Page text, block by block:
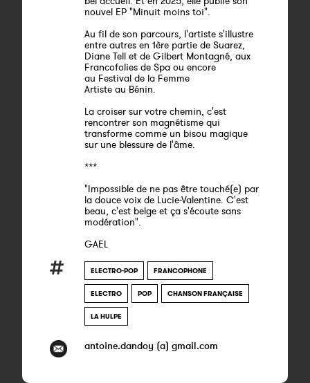
nouvel EP "Minuit moins toi".
Au fil de son parcours, l'artiste s'illustre
entre autres en 1ère partie de Suarez,
Diane Tell et de Gilbert Montagné, aux
Francofolies de Spa ou encore
au Festival de la Femme
Artiste au Bénin.
La croiser sur votre chemin, c'est
rencontrer son magnétisme qui
transforme comme un bisou magique
sur une blessure de l'âme.
***
"Impossible de ne pas être touché(e) par
la douce voix de Lucie-Valentine. C'est
beau, c'est belge et ça s'écoute sans
modération".
GAEL
ELECTRO-POP FRANCOPHONE
ELECTRO POP CHANSON FRANÇAISE
LA HULPE
antoine.dandoy (a) gmail.com